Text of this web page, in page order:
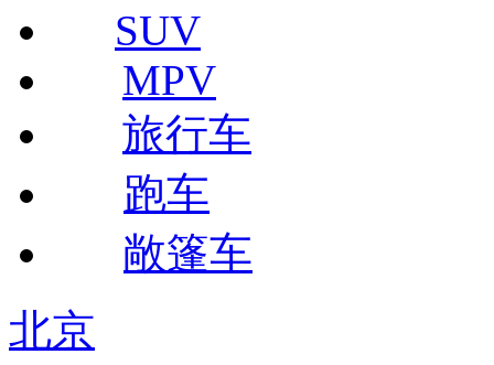
SUV
MPV
旅行车
跑车
敞篷车
北京